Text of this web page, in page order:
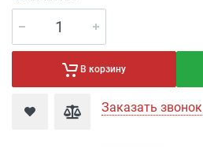
В корзину
Заказать звонок